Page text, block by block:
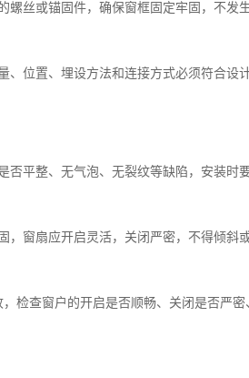
丝或锚固件，确保窗框固定牢固，不发生
位置、埋设方法和连接方式必须符合设
平整、无气泡、无裂纹等缺陷，安装时
窗扇应开启灵活，关闭严密，不得倾斜
查窗户的开启是否顺畅、关闭是否严密